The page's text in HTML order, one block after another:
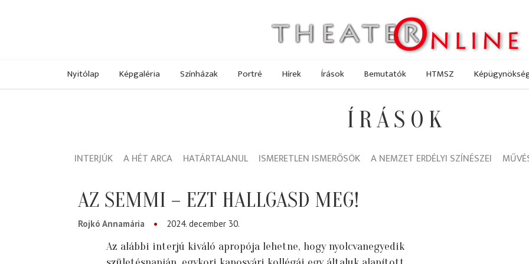
Nyitólap Képgaléria Színházak Portré Hírek Írások Bemutatók HTMSZ
ÍRÁSOK
INTERJÚK A HÉT ARCA HATÁRTALANUL ISMERETLEN ISMERŐSÖK A NEMZET ERDÉLYI SZÍNÉSZEI
AZ SEMMI – EZT HALLGASD MEG!
Rojkó Annamária 2024. december 30.
Az alábbi interjú kiváló apropója lehetne, hogy nyolcvanegyedik